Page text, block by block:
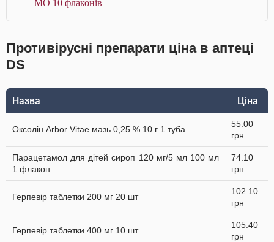
МО 10 флаконів
Противірусні препарати ціна в аптеці
DS
Назва Ціна
Оксолін Arbor Vitae мазь 0,25 % 10 г 1 туба
55.00
грн
Парацетамол для дітей сироп 120 мг/5 мл 100 мл
1 флакон
74.10
грн
Герпевір таблетки 200 мг 20 шт
102.10
грн
Герпевір таблетки 400 мг 10 шт
105.40
грн